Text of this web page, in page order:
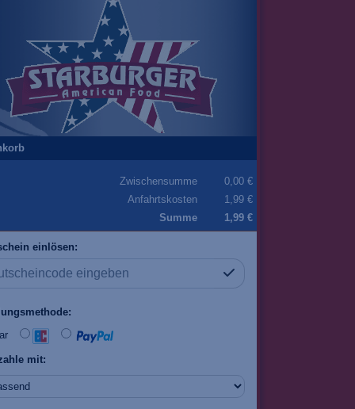
Zwischensumme
0,00 €
Anfahrtskosten
1,99 €
Summe
1,99 €
einlösen:
mit: